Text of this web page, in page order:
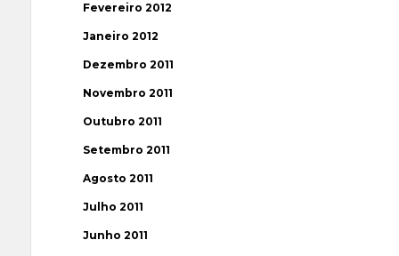
Fevereiro 2012
Janeiro 2012
Dezembro 2011
Novembro 2011
Outubro 2011
Setembro 2011
Agosto 2011
Julho 2011
Junho 2011